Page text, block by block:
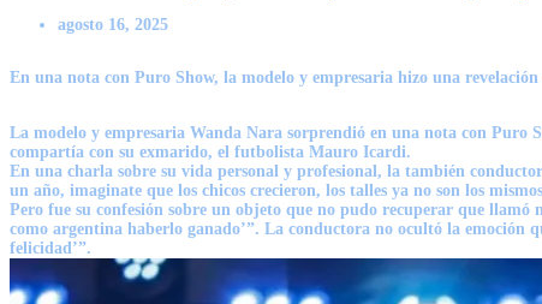
agosto 16, 2025
En una nota con Puro Show, la modelo y empresaria hizo una
La modelo y empresaria Wanda Nara sorprendió en una nota con Puro
compartía con su exmarido, el futbolista Mauro Icardi.
En una charla sobre su vida personal y profesional, la también
un año, imaginate que los chicos crecieron, los talles ya no son los
Pero fue su confesión sobre un objeto que no pudo recuperar que
como argentina haberlo ganado’”. La conductora no ocultó la emoción
felicidad’”.